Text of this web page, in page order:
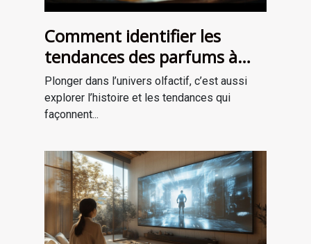
Comment identifier les
tendances des parfums à
travers les époques ?
Plonger dans l’univers olfactif, c’est aussi
explorer l’histoire et les tendances qui
façonnent...